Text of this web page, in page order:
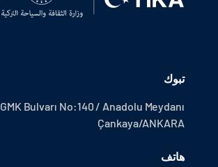
تبوك
GMK Bulvarı No:140 / Anadolu Meydanı
Çankaya/ANKARA
هاتف